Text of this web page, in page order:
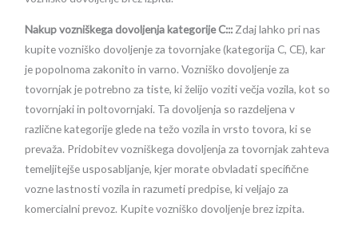
Nakup vozniškega dovoljenja kategorije C::: Zdaj lahko pri nas
kupite vozniško dovoljenje za tovornjake (kategorija C, CE), kar
je popolnoma zakonito in varno. Vozniško dovoljenje za
tovornjak je potrebno za tiste, ki želijo voziti večja vozila, kot so
tovornjaki in poltovornjaki. Ta dovoljenja so razdeljena v
različne kategorije glede na težo vozila in vrsto tovora, ki se
prevaža. Pridobitev vozniškega dovoljenja za tovornjak zahteva
temeljitejše usposabljanje, kjer morate obvladati specifične
vozne lastnosti vozila in razumeti predpise, ki veljajo za
komercialni prevoz. Kupite vozniško dovoljenje brez izpita.